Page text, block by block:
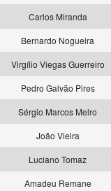
Carlos Miranda
Bernardo Nogueira
Virgílio Viegas Guerreiro
Pedro Galvão Pires
Sérgio Marcos Melro
João Vieira
Luciano Tomaz
Amadeu Remane